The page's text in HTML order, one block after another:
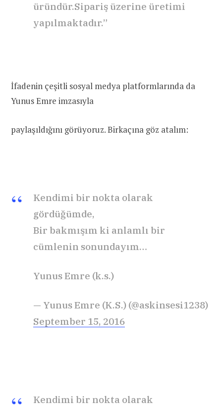
üründür.Sipariş üzerine üretimi
yapılmaktadır.”
İfadenin çeşitli sosyal medya platformlarında da
Yunus Emre imzasıyla
paylaşıldığını görüyoruz. Birkaçına göz atalım:
Kendimi bir nokta olarak
gördüğümde,
Bir bakmışım ki anlamlı bir
cümlenin sonundayım…
Yunus Emre (k.s.)
— Yunus Emre (K.S.) (@askinsesi1238)
September 15, 2016
Kendimi bir nokta olarak